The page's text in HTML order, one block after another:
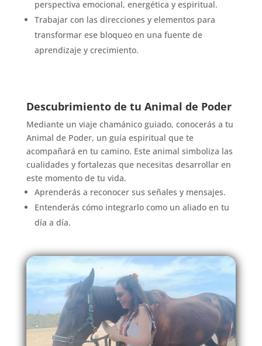
perspectiva emocional, energética y espiritual.
Trabajar con las direcciones y elementos para
transformar ese bloqueo en una fuente de
aprendizaje y crecimiento.
Descubrimiento de tu Animal de Poder
Mediante un viaje chamánico guiado, conocerás a tu
Animal de Poder, un guía espiritual que te
acompañará en tu camino. Este animal simboliza las
cualidades y fortalezas que necesitas desarrollar en
este momento de tu vida.
Aprenderás a reconocer sus señales y mensajes.
Entenderás cómo integrarlo como un aliado en tu
día a día.